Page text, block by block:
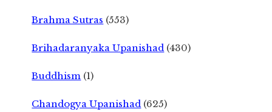
Brahma Sutras (553)
Brihadaranyaka Upanishad (430)
Buddhism (1)
Chandogya Upanishad (625)